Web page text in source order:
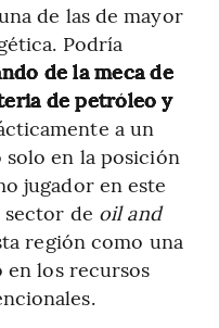
de las de mayor
Podría
de la meca de
de petróleo y
a un
en la posición
jugador en este
sector de oil and
región como una
en los recursos